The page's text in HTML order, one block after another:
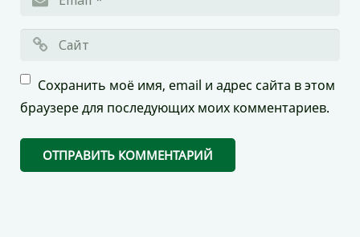
Сохранить моё имя, email и адрес сайта в этом
браузере для последующих моих комментариев.